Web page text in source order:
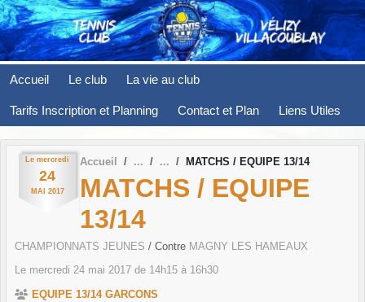
Accueil Le club La vie au club
Tarifs Inscription et Planning Contact et Plan Liens Utiles
Le mercredi
24
MAI 2017
Accueil MATCHS / EQUIPE 13/14
MATCHS / EQUIPE
13/14
CHAMPIONNATS JEUNES / Contre MAGNY LES HAMEAUX
Le mercredi 24 mai 2017 de 14h15 à 16h30
EQUIPE 13/14 GARCONS
Panneau de gestion des cookies